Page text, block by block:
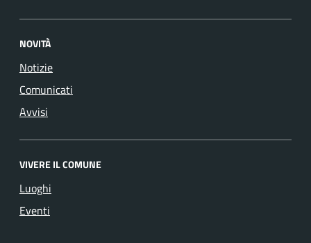
NOVITÀ
Notizie
Comunicati
Avvisi
VIVERE IL COMUNE
Luoghi
Eventi